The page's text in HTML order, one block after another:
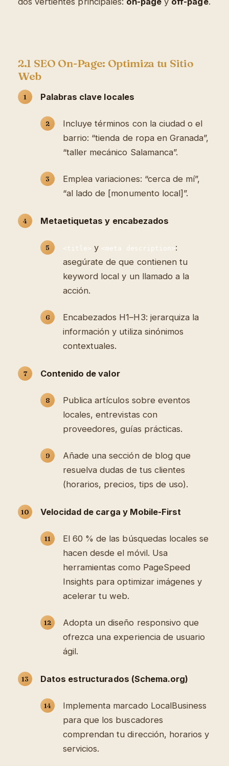
2.1 SEO On-Page: Optimiza tu Sitio
Web
Palabras clave locales
Incluye términos con la ciudad o el
barrio: “tienda de ropa en Granada”,
“taller mecánico Salamanca”.
Emplea variaciones: “cerca de mí”,
“al lado de [monumento local]”.
Metaetiquetas y encabezados
<title> y <meta description>:
asegúrate de que contienen tu
keyword local y un llamado a la
acción.
Encabezados H1–H3: jerarquiza la
información y utiliza sinónimos
contextuales.
Contenido de valor
Publica artículos sobre eventos
locales, entrevistas con
proveedores, guías prácticas.
Añade una sección de blog que
resuelva dudas de tus clientes
(horarios, precios, tips de uso).
Velocidad de carga y Mobile-First
El 60 % de las búsquedas locales se
hacen desde el móvil. Usa
herramientas como PageSpeed
Insights para optimizar imágenes y
acelerar tu web.
Adopta un diseño responsivo que
ofrezca una experiencia de usuario
ágil.
Datos estructurados (Schema.org)
Implementa marcado LocalBusiness
para que los buscadores
comprendan tu dirección, horarios y
servicios.